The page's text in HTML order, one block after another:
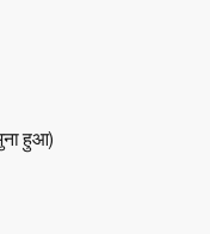
हुआ)